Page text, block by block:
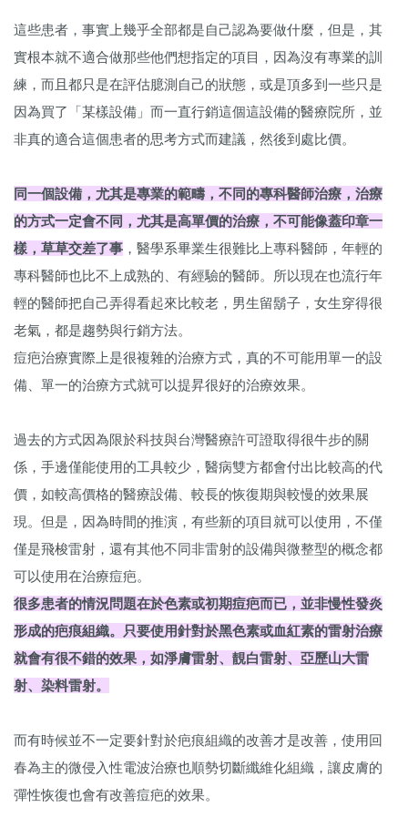
​​​這些患者，事實上幾乎全部都是自己認為要做什麼，但是，其
實根本就不適合做那些他們想指定的項目，因為沒有專業的訓
練，而且都只是在評估臆測自己的狀態，或是頂多到一些只是
因為買了「某樣設備」而一直行銷這個這設備的醫療院所，並
非真的適合這個患者的思考方式而建議，然後到處比價。
同一個設備，尤其是專業的範疇，不同的專科醫師治療，治療
的方式一定會不同，尤其是高單價的治療，不可能像蓋印章一
樣，草草交差了事 ，醫學系畢業生很難比上專科醫師，年輕的
專科醫師也比不上成熟的、有經驗的醫師。所以現在也流行年
輕的醫師把自己弄得看起來比較老，男生留鬍子，女生穿得很
老氣，都是趨勢與行銷方法。
​​​痘疤治療實際上是很複雜的治療方式，真的不可能用單一的設
備、單一的治療方式就可以提昇很好的治療效果。
過去的方式因為限於科技與台灣醫療許可證取得很牛步的關
係，手邊僅能使用的工具較少，醫病雙方都會付出比較高的代
價，如較高價格的醫療設備、較長的恢復期與較慢的效果展
現。但是，因為時間的推演，有些新的項目就可以使用，不僅
僅是飛梭雷射，還有其他不同非雷射的設備與微整型的概念都
可以使用在治療痘疤。
很多患者的情況問題在於色素或初期痘疤而已，並非慢性發炎
形成的疤痕組織。只要使用針對於黑色素或血紅素的雷射治療
就會有很不錯的效果，如淨膚雷射、靚白雷射、亞歷山大雷
射、染料雷射。
而有時候並不一定要針對於疤痕組織的改善才是改善，使用回
春為主的微侵入性電波治療也順勢切斷纖維化組織，讓皮膚的
彈性恢復也會有改善痘疤的效果。